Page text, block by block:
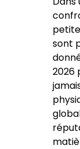
sont
2026